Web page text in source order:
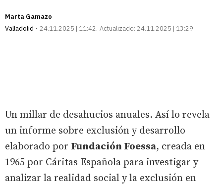
Marta Gamazo
Valladolid
24.11.2025 | 11:42 Actualizado: 24.11.2025 | 13:29
Un millar de desahucios anuales. Así lo revela
un informe sobre exclusión y desarrollo
elaborado por Fundación Foessa, creada en
1965 por Cáritas Española para investigar y
analizar la realidad social y la exclusión en